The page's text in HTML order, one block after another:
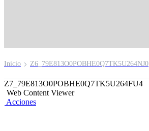
Inicio Z6_79E813O0POBHE0Q7TK5U264NJ0
Z7_79E813O0POBHE0Q7TK5U264FU4
Web Content Viewer
Acciones